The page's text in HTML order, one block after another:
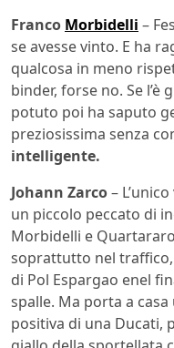
Franco Morbidelli –
se avesse vinto. E ha
qualcosa in meno
binder, forse no. Se
potuto poi ha saputo
preziosissima senza
intelligente.
Johann Zarco–
un piccolo peccato di
Morbidelli e
soprattutto nel
di Pol Espargao enel
spalle. Ma porta a
positiva di una Ducati,